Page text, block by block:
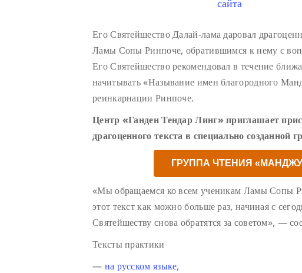
Его Святейшество Далай-лама даровал
Ламы Сопы Ринпоче, обратившимся к нему с
Его Святейшество рекомендовал в течение
начитывать «Называние имен благородного
реинкарнации Ринпоче.
Центр «Ганден Тендар Линг» приглашает
драгоценного текста в специально созданной
ГРУППА ЧТЕНИЯ
«Мы обращаемся ко всем ученикам Ламы Сопы
этот текст как можно больше раз, начиная с
Святейшеству снова обратятся за советом», —
Тексты практики
— на русском языке,